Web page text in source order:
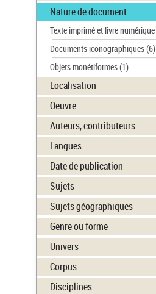
Nature de document
Texte imprimé et livre numérique
Documents iconographiques(6)
Objets monétiformes(1)
Localisation
Oeuvre
Auteurs, contributeurs...
Langues
Date de publication
Sujets
Sujets géographiques
Genre ou forme
Univers
Corpus
Disciplines